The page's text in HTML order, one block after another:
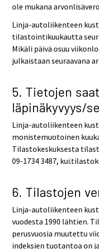
ole mukana
Linja-autoliikenteen
tilastointikuukautta
Mikäli päivä osuu
julkaistaan seuraavana
5. Tietojen
läpinäkyvyys/
Linja-autoliikenteen
monistemuotoinen
Tilastokeskuksesta
09-1734 3487,
6. Tilastojen
Linja-autoliikenteen
vuodesta 1990 lähtien.
perusvuosia muutettu
indeksien tuotantoa on